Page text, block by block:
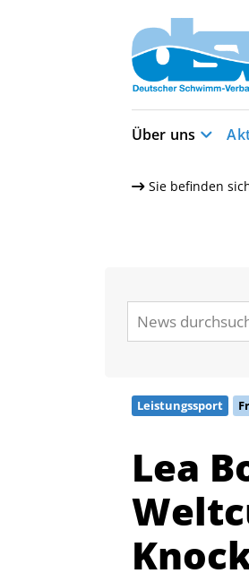
Über uns
Sie befinden
Leistungssport
Lea